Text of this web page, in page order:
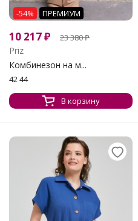
-54% ПРЕМИУМ
10 217₽ 23 380₽
Priz
Комбинезон на м...
42 44
В корзину